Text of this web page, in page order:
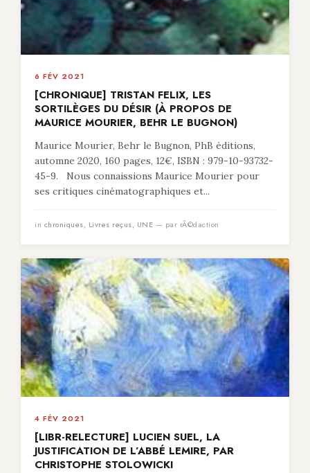
6 FÉV 2021
[CHRONIQUE] TRISTAN FELIX, LES
SORTILÈGES DU DÉSIR (À PROPOS DE
MAURICE MOURIER, BEHR LE BUGNON)
Maurice Mourier, Behr le Bugnon, PhB éditions,
automne 2020, 160 pages, 12€, ISBN : 979-10-93732-
45-9. Nous connaissions Maurice Mourier pour
ses critiques cinématographiques et...
in chroniques, Livres reçus, UNE — par rÃ©daction
4 FÉV 2021
[LIBR-RELECTURE] LUCIEN SUEL, LA
JUSTIFICATION DE L’ABBÉ LEMIRE, PAR
CHRISTOPHE STOLOWICKI